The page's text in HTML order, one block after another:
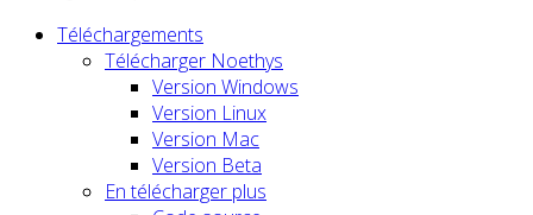
Téléchargements
Télécharger Noethys
Version Windows
Version Linux
Version Mac
Version Beta
En télécharger plus